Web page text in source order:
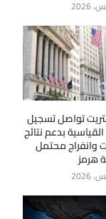
تواصل تسجيل
القياسية بدعم نتائج
وانفراج محتمل
هرمز